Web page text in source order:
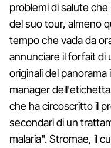
problemi di salute
del suo tour, almeno
tempo che vada da
annunciare il forfait di
originali del
manager
che ha circoscritto il
secondari di un
malaria". Stromae, il